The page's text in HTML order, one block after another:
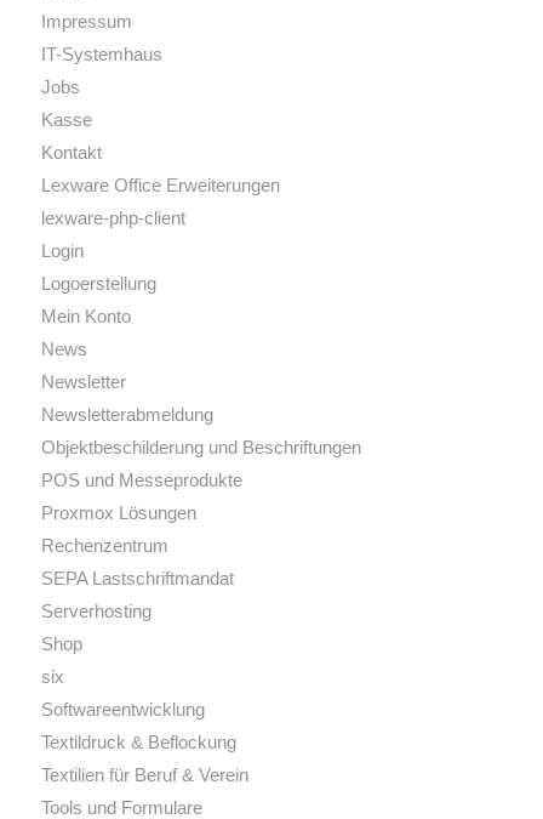
Impressum
IT-Systemhaus
Jobs
Kasse
Kontakt
Lexware Office Erweiterungen
lexware-php-client
Login
Logoerstellung
Mein Konto
News
Newsletter
Newsletterabmeldung
Objektbeschilderung und Beschriftungen
POS und Messeprodukte
Proxmox Lösungen
Rechenzentrum
SEPA Lastschriftmandat
Serverhosting
Shop
six
Softwareentwicklung
Textildruck & Beflockung
Textilien für Beruf & Verein
Tools und Formulare